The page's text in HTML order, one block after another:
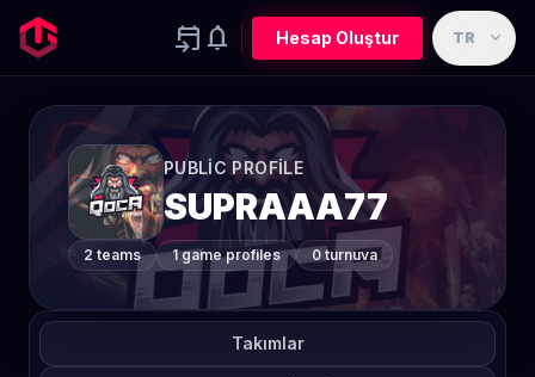
event_upcoming notifications Hesap Oluştur TR expand_more
PUBLIC PROFILE
SUPRAAA77
2 teams 1 game profiles 0 turnuva
Takımlar